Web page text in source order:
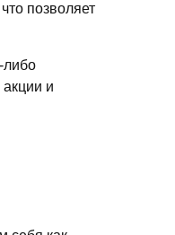
позволяет
либо
и